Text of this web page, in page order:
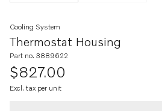
Thermostat Housing
Cooling System
Part no. 3889622
$827.00
Excl. tax per unit